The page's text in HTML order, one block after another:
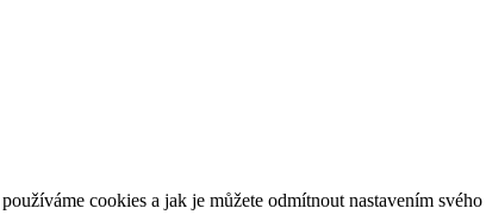
cookies a jak je můžete odmítnout nastavením